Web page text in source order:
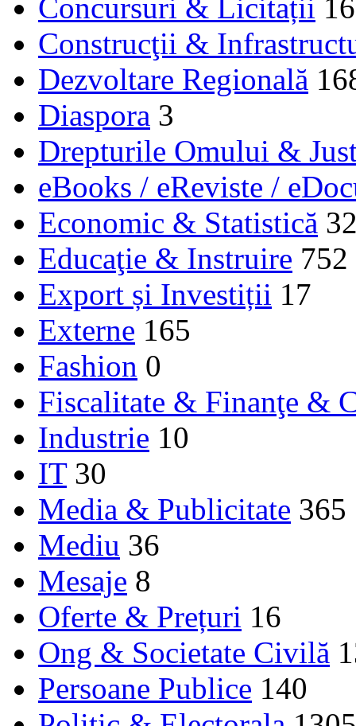
Concursuri & Licitații 16
Construcţii &
Dezvoltare Regională
Diaspora 3
Drepturile Omului &
eBooks / eReviste /
Economic & Statistică
Educaţie & Instruire 752
Export și Investiții 17
Externe 165
Fashion 0
Fiscalitate & Finanţe &
Industrie 10
IT 30
Media & Publicitate 365
Mediu 36
Mesaje 8
Oferte & Prețuri 16
Ong & Societate Civilă
Persoane Publice 140